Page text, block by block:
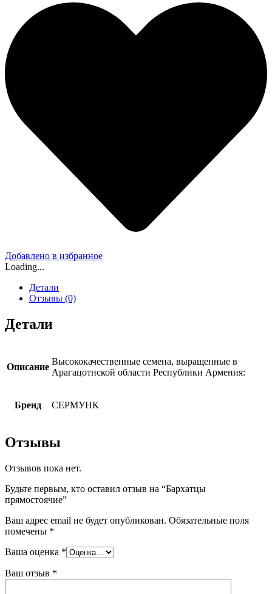
Добавлено в избранное
Loading...
Детали
Отзывы (0)
Детали
Описание
Высококачественные семена, выращенные в
Арагацотнской области Республики Армения:
Бренд СЕРМУНК
Отзывы
Отзывов пока нет.
Будьте первым, кто оставил отзыв на “Бархатцы
прямостоячие”
Ваш адрес email не будет опубликован. Обязательные поля
помечены *
Ваша оценка *
Ваш отзыв *